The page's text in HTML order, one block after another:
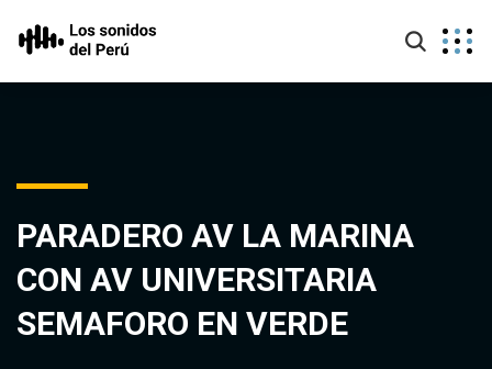
PARADERO AV LA MARINA
CON AV UNIVERSITARIA
SEMAFORO EN VERDE